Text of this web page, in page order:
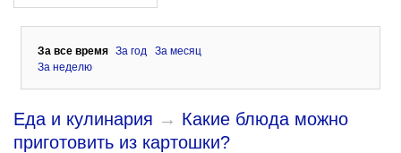
За все время За год
За месяц
За неделю
Еда и кулинария → Какие блюда можно
приготовить из картошки?